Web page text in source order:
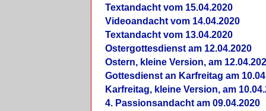
Textandacht vom 15.04.2020
Videoandacht vom 14.04.2020
Textandacht vom 13.04.2020
Ostergottesdienst am 12.04.2020
Ostern, kleine Version, am
Gottesdienst an Karfreitag am
Karfreitag, kleine Version, am
4. Passionsandacht am 09.04.2020